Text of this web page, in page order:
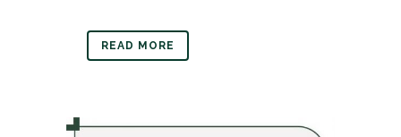
READ MORE